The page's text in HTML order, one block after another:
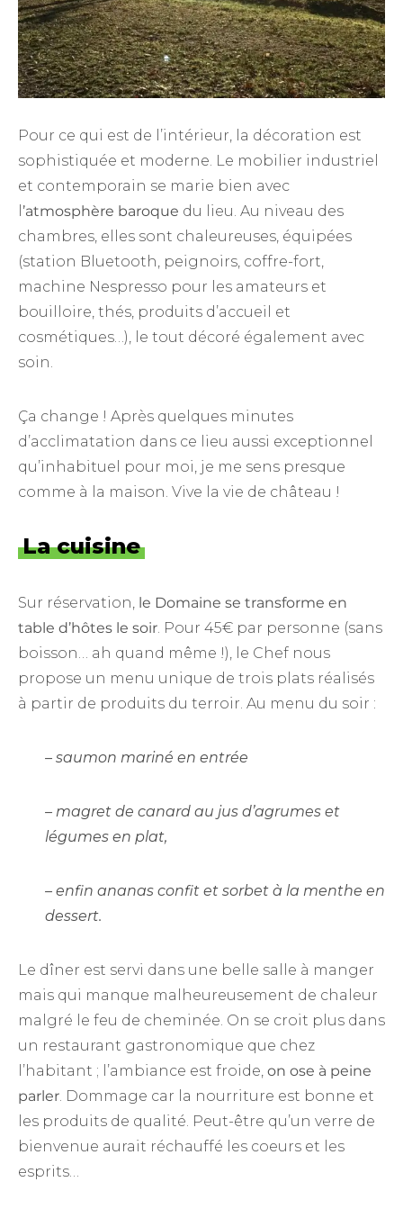
Pour ce qui est de l’intérieur, la décoration est
sophistiquée et moderne. Le mobilier industriel
et contemporain se marie bien avec
’atmosphère baroque du lieu. Au niveau des
chambres, elles sont chaleureuses, équipées
(station Bluetooth, peignoirs, coffre-fort,
machine Nespresso pour les amateurs et
bouilloire, thés, produits d’accueil et
cosmétiques…), le tout décoré également avec
soin.
Ça change ! Après quelques minutes
d’acclimatation dans ce lieu aussi exceptionnel
qu’inhabituel pour moi, je me sens presque
comme à la maison. Vive la vie de château !
La cuisine
Sur réservation, le Domaine se transforme en
table d’hôtes le soir. Pour 45€ par personne (sans
boisson… ah quand même !), le Chef nous
propose un menu unique de trois plats réalisés
à partir de produits du terroir. Au menu du soir :
– saumon mariné en entrée
– magret de canard au jus d’agrumes et
légumes en plat,
– enfin ananas confit et sorbet à la menthe en
dessert.
Le dîner est servi dans une belle salle à manger
mais qui manque malheureusement de chaleur
malgré le feu de cheminée. On se croit plus dans
un restaurant gastronomique que chez
l’habitant ; l’ambiance est froide, on ose à peine
parler. Dommage car la nourriture est bonne et
les produits de qualité. Peut-être qu’un verre de
bienvenue aurait réchauffé les coeurs et les
esprits…